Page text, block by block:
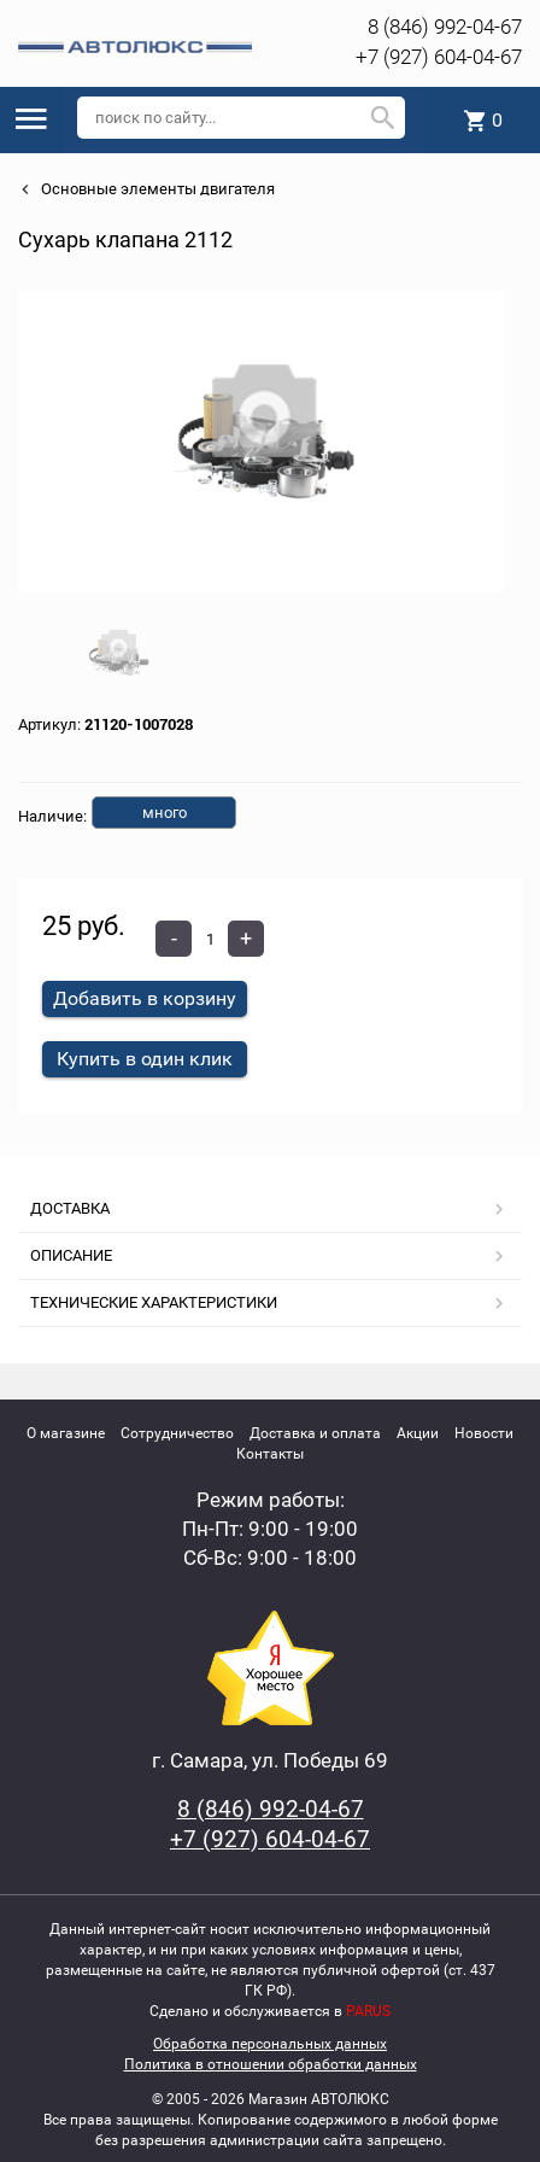
8 (846) 992-04-67
+7 (927) 604-04-67
0
Основные элементы двигателя
Сухарь клапана 2112
Артикул: 21120-1007028
Наличие: много
25 руб. - +
Добавить в корзину
Купить в один клик
ДОСТАВКА
ОПИСАНИЕ
ТЕХНИЧЕСКИЕ ХАРАКТЕРИСТИКИ
О магазине Сотрудничество Доставка и оплата Акции
Новости
Контакты
Режим работы:
Пн-Пт: 9:00 - 19:00
Сб-Вс: 9:00 - 18:00
г. Самара, ул. Победы 69
8 (846) 992-04-67
+7 (927) 604-04-67
Данный интернет-сайт носит исключительно информационный
характер, и ни при каких условиях информация и цены,
размещенные на сайте, не являются публичной офертой (ст. 437
ГК РФ).
Сделано и обслуживается в PARUS
Обработка персональных данных
Политика в отношении обработки данных
© 2005 - 2026 Магазин АВТОЛЮКС
Все права защищены. Копирование содержимого в любой форме
без разрешения администрации сайта запрещено.